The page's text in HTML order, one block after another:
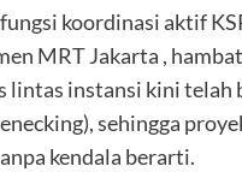
koordinasi aktif
MRT Jakarta ,
lintas instansi kini telah
sehingga
kendala berarti.